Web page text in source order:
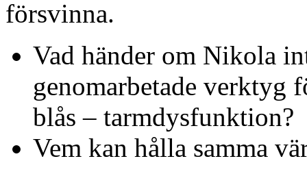
försvinna.
Vad händer om Nikola
genomarbetade verktyg
blås – tarmdysfunktion?
Vem kan hålla samma